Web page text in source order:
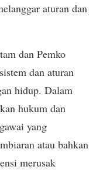
aturan dan
dan Pemko
dan aturan
hidup. Dalam
hukum dan
yang
atau bahkan
merusak